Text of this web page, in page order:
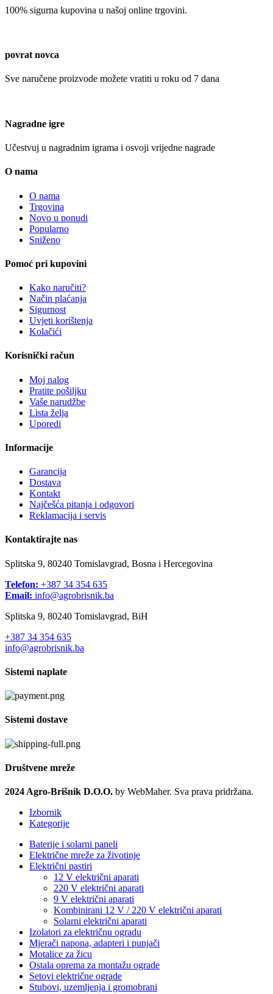
100% sigurna kupovina u našoj online trgovini.
povrat novca
Sve naručene proizvode možete vratiti u roku od 7 dana
Nagradne igre
Učestvuj u nagradnim igrama i osvoji vrijedne nagrade
O nama
O nama
Trgovina
Novo u ponudi
Popularno
Sniženo
Pomoć pri kupovini
Kako naručiti?
Način plaćanja
Sigurnost
Uvjeti korištenja
Kolačići
Korisnički račun
Moj nalog
Pratite pošiljku
Vaše narudžbe
Lista želja
Uporedi
Informacije
Garancija
Dostava
Kontakt
Najčešća pitanja i odgovori
Reklamacija i servis
Kontaktirajte nas
Splitska 9, 80240 Tomislavgrad, Bosna i Hercegovina
Telefon: +387 34 354 635
Email: info@agrobrisnik.ba
Splitska 9, 80240 Tomislavgrad, BiH
+387 34 354 635
info@agrobrisnik.ba
Sistemi naplate
Sistemi dostave
Društvene mreže
2024 Agro-Brišnik D.O.O. by WebMaher. Sva prava pridržana.
Izbornik
Kategorije
Baterije i solarni paneli
Električne mreže za životinje
Električni pastiri
12 V električni aparati
220 V električni aparati
9 V električni aparati
Kombinirani 12 V / 220 V električni aparati
Solarni električni aparati
Izolatori za električnu ogradu
Mjerači napona, adapteri i punjači
Motalice za žicu
Ostala oprema za montažu ograde
Setovi električne ograde
Stubovi, uzemljenja i gromobrani